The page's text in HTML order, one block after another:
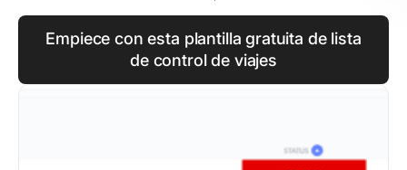
Empiece con esta plantilla gratuita de lista
de control de viajes